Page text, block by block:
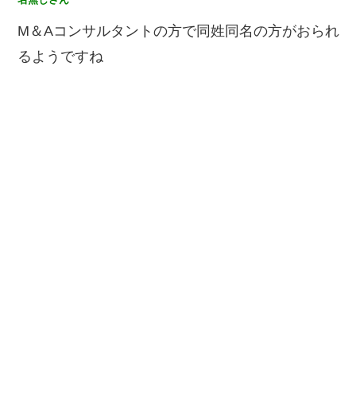
M＆Aコンサルタントの方で同姓同名の方がおられ
るようですね